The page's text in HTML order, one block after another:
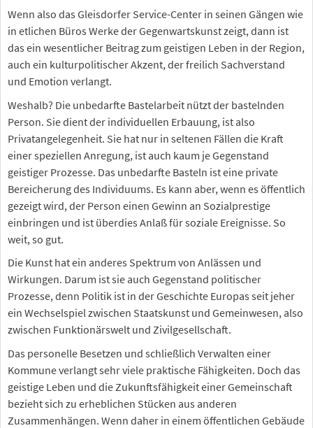
Wenn also das Gleisdorfer Service-Center in seinen Gängen wie
in etlichen Büros Werke der Gegenwartskunst zeigt, dann ist
das ein wesentlicher Beitrag zum geistigen Leben in der Region,
auch ein kulturpolitischer Akzent, der freilich Sachverstand
und Emotion verlangt.
Weshalb? Die unbedarfte Bastelarbeit nützt der bastelnden
Person. Sie dient der individuellen Erbauung, ist also
Privatangelegenheit. Sie hat nur in seltenen Fällen die Kraft
einer speziellen Anregung, ist auch kaum je Gegenstand
geistiger Prozesse. Das unbedarfte Basteln ist eine private
Bereicherung des Individuums. Es kann aber, wenn es öffentlich
gezeigt wird, der Person einen Gewinn an Sozialprestige
einbringen und ist überdies Anlaß für soziale Ereignisse. So
weit, so gut.
Die Kunst hat ein anderes Spektrum von Anlässen und
Wirkungen. Darum ist sie auch Gegenstand politischer
Prozesse, denn Politik ist in der Geschichte Europas seit jeher
ein Wechselspiel zwischen Staatskunst und Gemeinwesen, also
zwischen Funktionärswelt und Zivilgesellschaft.
Das personelle Besetzen und schließlich Verwalten einer
Kommune verlangt sehr viele praktische Fähigkeiten. Doch das
geistige Leben und die Zukunftsfähigkeit einer Gemeinschaft
bezieht sich zu erheblichen Stücken aus anderen
Zusammenhängen. Wenn daher in einem öffentlichen Gebäude